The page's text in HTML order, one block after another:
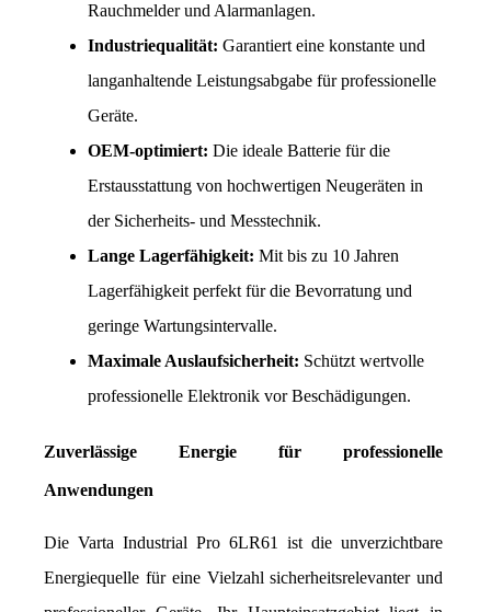
Rauchmelder und Alarmanlagen.
Industriequalität: Garantiert eine konstante und
langanhaltende Leistungsabgabe für professionelle
Geräte.
OEM-optimiert: Die ideale Batterie für die
Erstausstattung von hochwertigen Neugeräten in
der Sicherheits- und Messtechnik.
Lange Lagerfähigkeit: Mit bis zu 10 Jahren
Lagerfähigkeit perfekt für die Bevorratung und
geringe Wartungsintervalle.
Maximale Auslaufsicherheit: Schützt wertvolle
professionelle Elektronik vor Beschädigungen.
Zuverlässige Energie für professionelle
Anwendungen
Die Varta Industrial Pro 6LR61 ist die unverzichtbare
Energiequelle für eine Vielzahl sicherheitsrelevanter und